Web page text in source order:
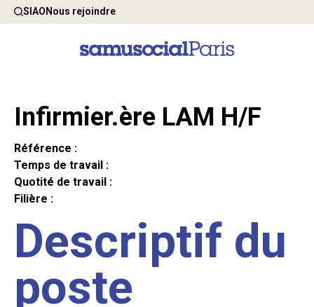
SIAONous rejoindre
Infirmier.ère LAM H/F
Référence :
Temps de travail :
Quotité de travail :
Filière :
Descriptif du
poste